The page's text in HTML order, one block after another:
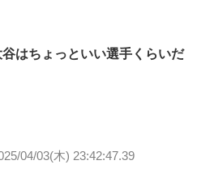
はちょっといい選手くらいだ
04/03(木) 23:42:47.39